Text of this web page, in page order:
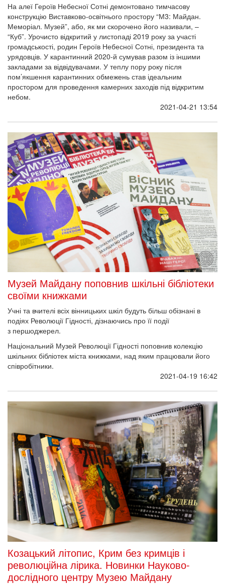
На алеї Героїв Небесної Сотні демонтовано тимчасову
конструкцію Виставково-освітнього простору “М3: Майдан.
Меморіал. Музей”, або, як ми скорочено його називали, –
“Куб”. Урочисто відкритий у листопаді 2019 року за участі
громадськості, родин Героїв Небесної Сотні, президента та
урядовців. У карантинний 2020-й сумував разом із іншими
закладами за відвідувачами. У теплу пору року після
пом’якшення карантинних обмежень став ідеальним
простором для проведення камерних заходів під відкритим
небом.
2021-04-21 13:54
Музей Майдану поповнив шкільні бібліотеки
своїми книжками
Учні та вчителі всіх вінницьких шкіл будуть більш обізнані в
подіях Революції Гідності, дізнаючись про її події
з першоджерел.
Національний Музей Революції Гідності поповнив колекцію
шкільних бібліотек міста книжками, над яким працювали його
співробітники.
2021-04-19 16:42
Козацький літопис, Крим без кримців і
революційна лірика. Новинки Науково-
дослідного центру Музею Майдану